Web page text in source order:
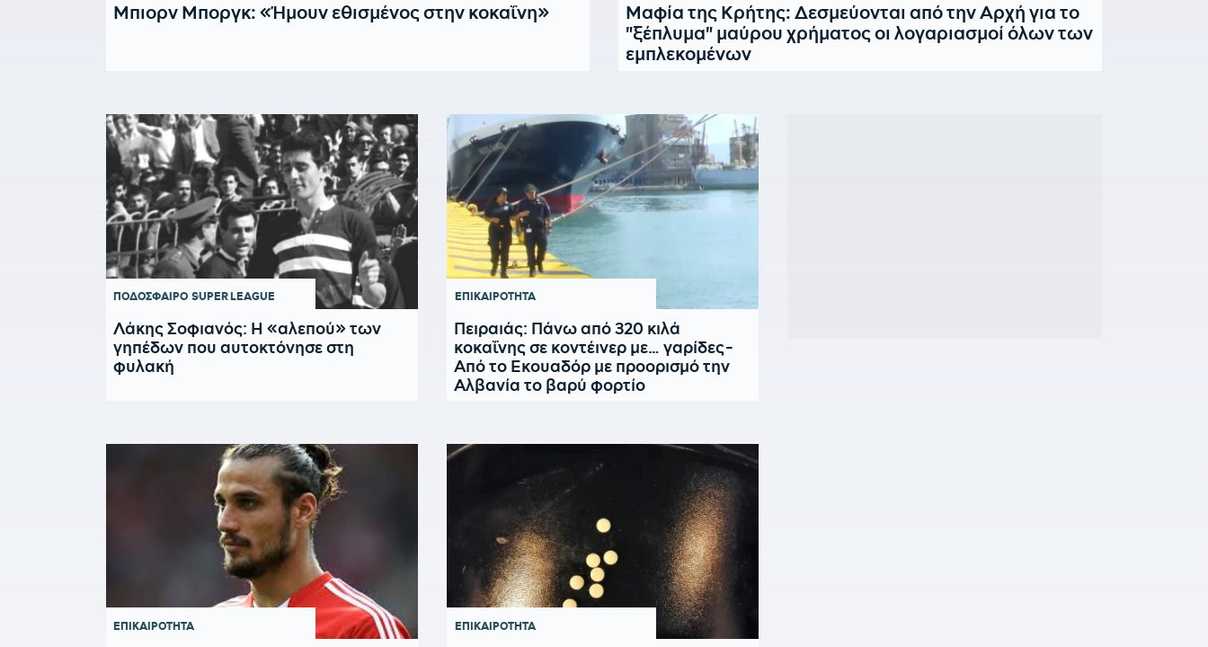
Μπιορν Μποργκ: «Ήμουν εθισμένος στην κοκαΐνη»
Μαφία της Κρήτης: Δεσμεύονται από την Αρχή για το
"ξέπλυμα" μαύρου χρήματος οι λογαριασμοί όλων των
εμπλεκομένων
ΠΟΔΟΣΦΑΙΡΟ SUPER LEAGUE
Λάκης Σοφιανός: Η «αλεπού» των
γηπέδων που αυτοκτόνησε στη
φυλακή
ΕΠΙΚΑΙΡΟΤΗΤΑ
Πειραιάς: Πάνω από 320 κιλά
κοκαΐνης σε κοντέινερ με… γαρίδες-
Από το Εκουαδόρ με προορισμό την
Αλβανία το βαρύ φορτίο
ΕΠΙΚΑΙΡΟΤΗΤΑ ΕΠΙΚΑΙΡΟΤΗΤΑ